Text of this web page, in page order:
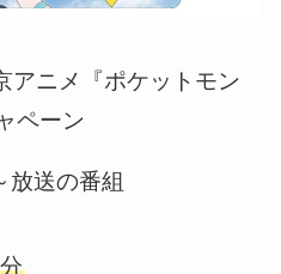
アニメ『ポケットモン
ペーン
放送の番組